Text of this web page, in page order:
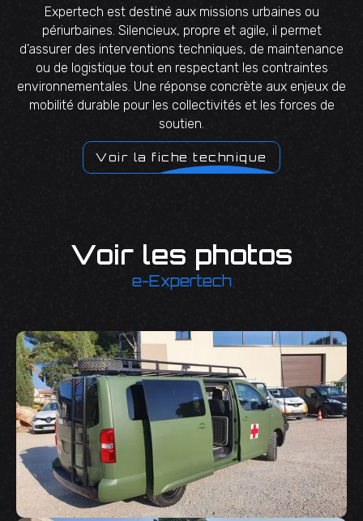
Expertech est destiné aux missions urbaines ou
périurbaines. Silencieux, propre et agile, il permet
d’assurer des interventions techniques, de maintenance
ou de logistique tout en respectant les contraintes
environnementales. Une réponse concrète aux enjeux de
mobilité durable pour les collectivités et les forces de
soutien.
Voir la fiche technique
Voir les photos
e-Expertech